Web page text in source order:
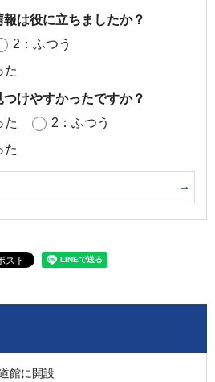
は役に立ちましたか？
2：ふつう
た
けやすかったですか？
た
2：ふつう
た
館に開設